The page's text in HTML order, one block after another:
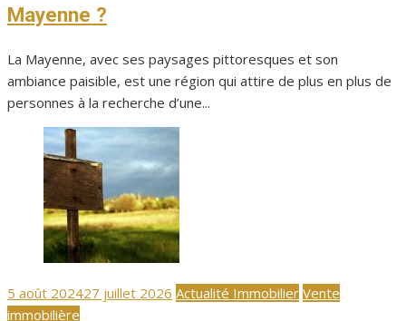
Mayenne ?
La Mayenne, avec ses paysages pittoresques et son
ambiance paisible, est une région qui attire de plus en plus de
personnes à la recherche d’une...
Publié
le
5 août 202427 juillet 2026 Actualité Immobilier Vente
immobilière